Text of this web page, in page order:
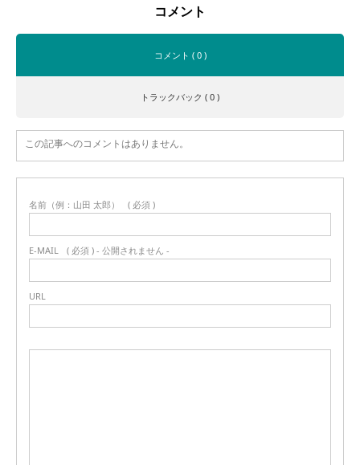
コメント
コメント ( 0 )
トラックバック ( 0 )
この記事へのコメントはありません。
名前（例：山田 太郎） ( 必須 )
E-MAIL ( 必須 ) - 公開されません -
URL